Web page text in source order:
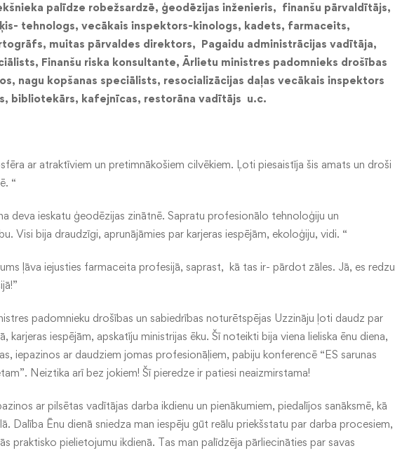
palīdze robežsardzē, ģeodēzijas inženieris, finanšu pārvaldītājs,
tehnologs, vecākais inspektors-kinologs, kadets, farmaceits,
muitas pārvaldes direktors, Pagaidu administrācijas vadītāja,
Finanšu riska konsultante, Ārlietu ministres padomnieks drošības
nagu kopšanas speciālists, resocializācijas daļas vecākais inspektors
bibliotekārs, kafejnīcas, restorāna vadītājs u.c.
ar atraktīviem un pretimnākošiem cilvēkiem. Ļoti piesaistīja šis amats un droši
“
deva ieskatu ģeodēzijas zinātnē. Sapratu profesionālo tehnoloģiju un
Visi bija draudzīgi, aprunājāmies par karjeras iespējām, ekoloģiju, vidi. “
ļāva iejusties farmaceita profesijā, saprast, kā tas ir- pārdot zāles. Jā, es redzu
padomnieku drošības un sabiedrības noturētspējas Uzzināju ļoti daudz par
karjeras iespējām, apskatīju ministrijas ēku. Šī noteikti bija viena lieliska ēnu diena,
iepazinos ar daudziem jomas profesionāļiem, pabiju konferencē “ES sarunas
Neiztika arī bez jokiem! Šī pieredze ir patiesi neaizmirstama!
ar pilsētas vadītājas darba ikdienu un pienākumiem, piedalījos sanāksmē, kā
Dalība Ēnu dienā sniedza man iespēju gūt reālu priekšstatu par darba procesiem,
praktisko pielietojumu ikdienā. Tas man palīdzēja pārliecināties par savas